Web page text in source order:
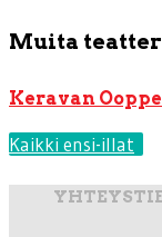
Muita
Keravan
Kaikki ensi-illat